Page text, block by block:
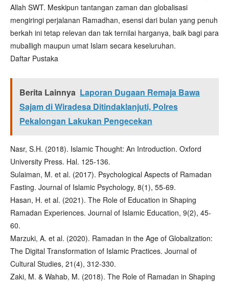
Allah SWT. Meskipun tantangan zaman dan globalisasi
mengiringi perjalanan Ramadhan, esensi dari bulan yang penuh
berkah ini tetap relevan dan tak ternilai harganya, baik bagi para
muballigh maupun umat Islam secara keseluruhan.
Daftar Pustaka
Berita Lainnya Laporan Dugaan Remaja Bawa
Sajam di Wiradesa Ditindaklanjuti, Polres
Pekalongan Lakukan Pengecekan
Nasr, S.H. (2018). Islamic Thought: An Introduction. Oxford
University Press. Hal. 125-136.
Sulaiman, M. et al. (2017). Psychological Aspects of Ramadan
Fasting. Journal of Islamic Psychology, 8(1), 55-69.
Hasan, H. et al. (2021). The Role of Education in Shaping
Ramadan Experiences. Journal of Islamic Education, 9(2), 45-
60.
Marzuki, A. et al. (2020). Ramadan in the Age of Globalization:
The Digital Transformation of Islamic Practices. Journal of
Cultural Studies, 21(4), 312-330.
Zaki, M. & Wahab, M. (2018). The Role of Ramadan in Shaping